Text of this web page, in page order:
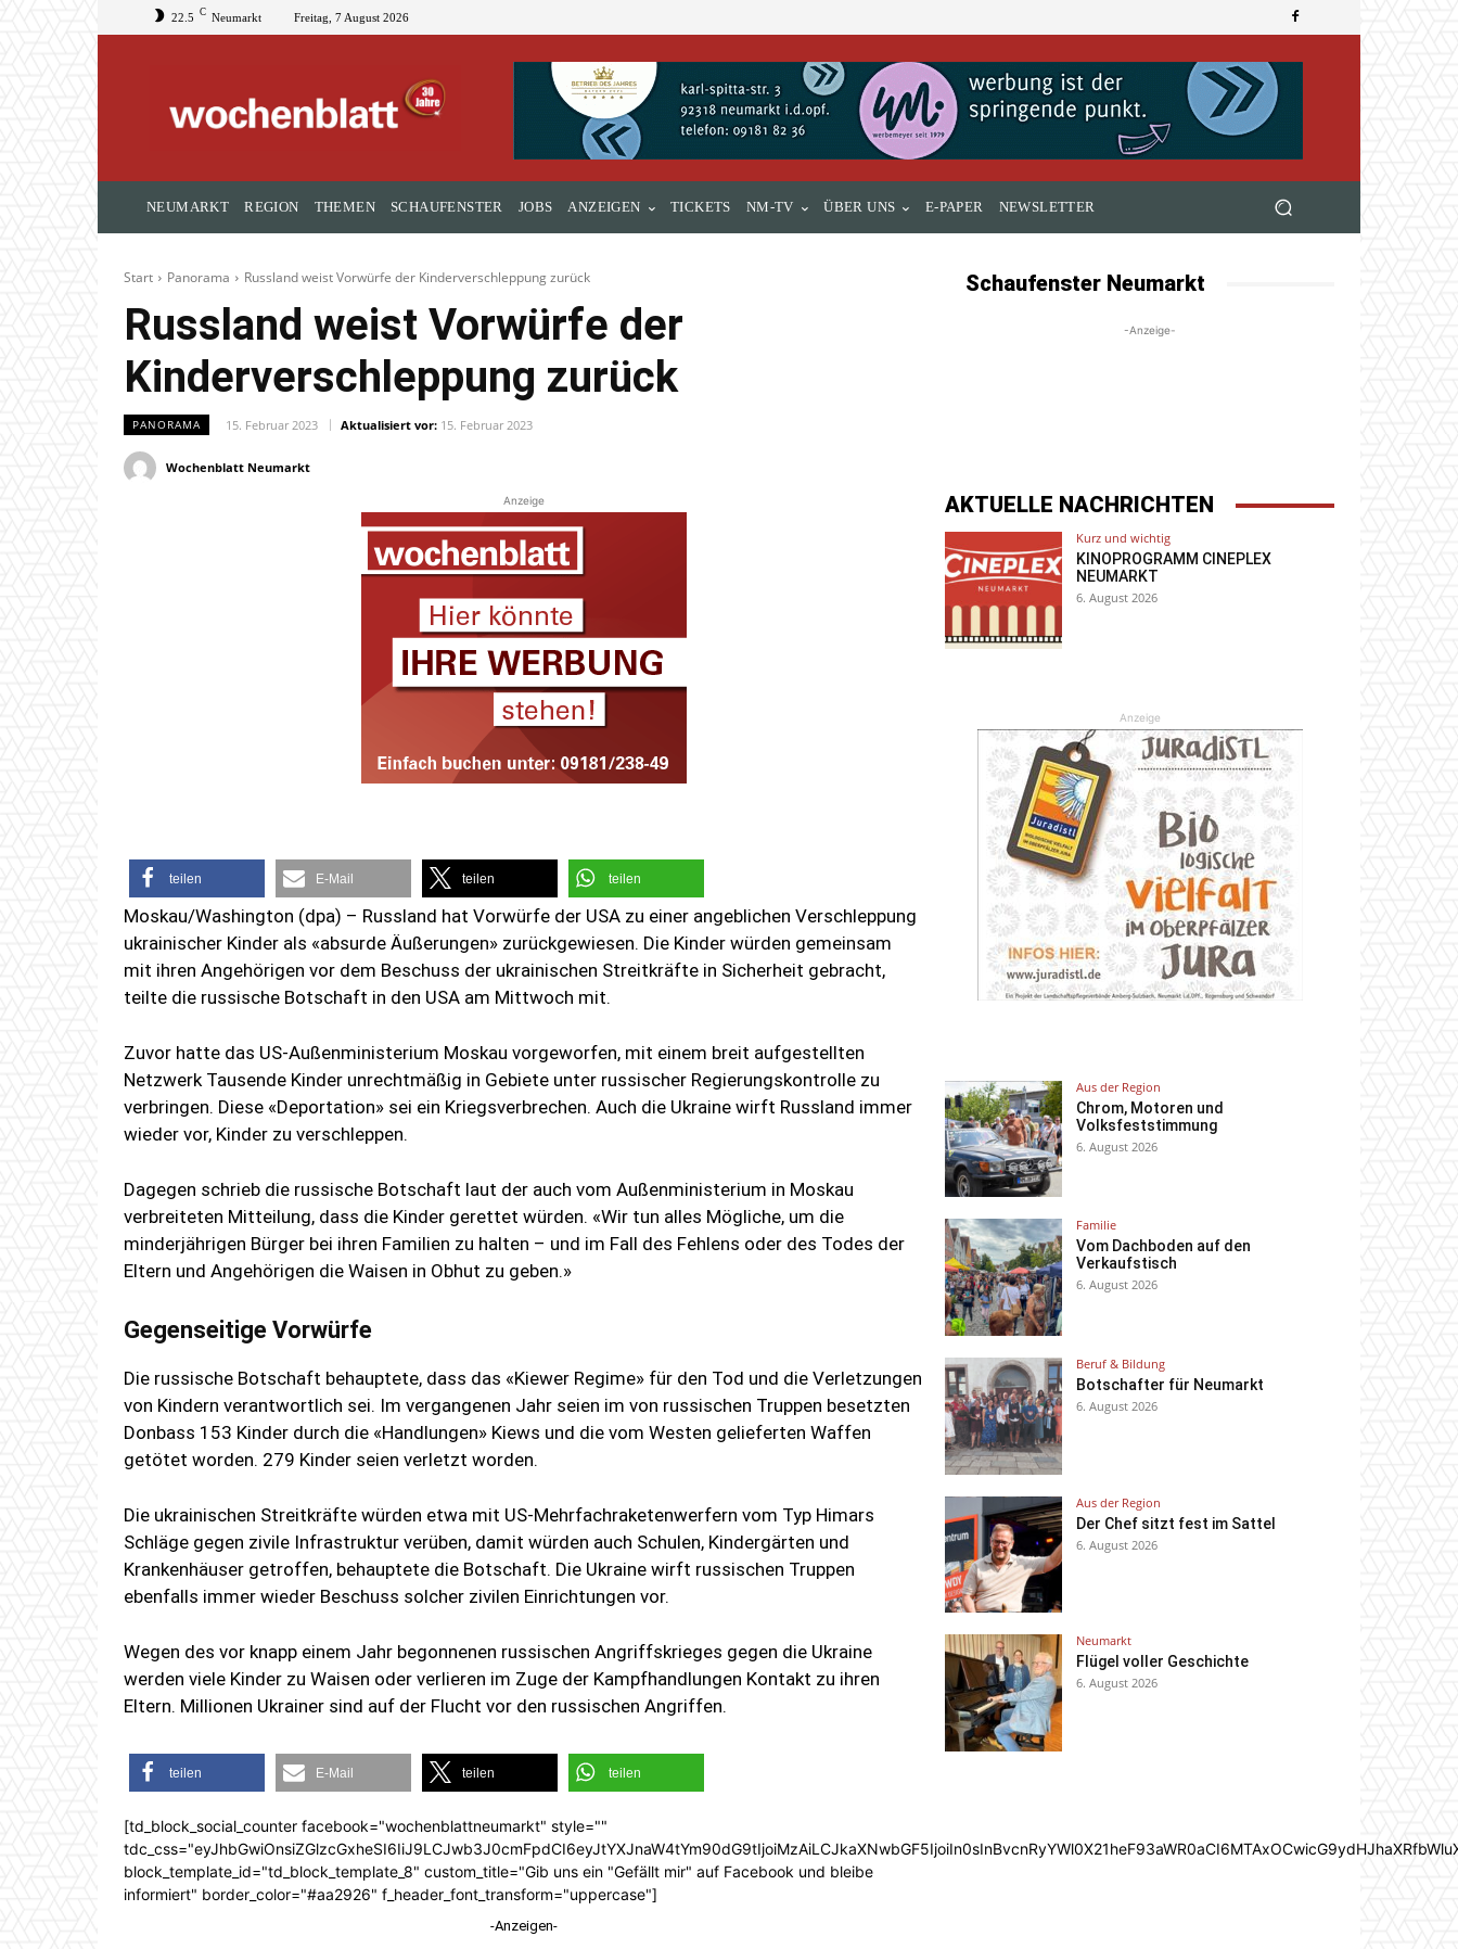
22.5 C Neumarkt Freitag, 7 August 2026
NEUMARKT REGION THEMEN SCHAUFENSTER JOBS ANZEIGEN TICKETS NM-TV ÜBER UNS E-PAPER NEWSLETTER
Start Panorama Russland weist Vorwürfe der Kinderverschleppung zurück
Russland weist Vorwürfe der
Kinderverschleppung zurück
PANORAMA 15. Februar 2023 Aktualisiert vor: 15. Februar 2023
Wochenblatt Neumarkt
Schaufenster Neumarkt
-Anzeige-
Anzeige
teilen E-Mail teilen teilen
Moskau/Washington (dpa) – Russland hat Vorwürfe der USA zu einer angeblichen Verschleppung
ukrainischer Kinder als «absurde Äußerungen» zurückgewiesen. Die Kinder würden gemeinsam
mit ihren Angehörigen vor dem Beschuss der ukrainischen Streitkräfte in Sicherheit gebracht,
teilte die russische Botschaft in den USA am Mittwoch mit.
Zuvor hatte das US-Außenministerium Moskau vorgeworfen, mit einem breit aufgestellten
Netzwerk Tausende Kinder unrechtmäßig in Gebiete unter russischer Regierungskontrolle zu
verbringen. Diese «Deportation» sei ein Kriegsverbrechen. Auch die Ukraine wirft Russland immer
wieder vor, Kinder zu verschleppen.
Dagegen schrieb die russische Botschaft laut der auch vom Außenministerium in Moskau
verbreiteten Mitteilung, dass die Kinder gerettet würden. «Wir tun alles Mögliche, um die
minderjährigen Bürger bei ihren Familien zu halten – und im Fall des Fehlens oder des Todes der
Eltern und Angehörigen die Waisen in Obhut zu geben.»
Gegenseitige Vorwürfe
Die russische Botschaft behauptete, dass das «Kiewer Regime» für den Tod und die Verletzungen
von Kindern verantwortlich sei. Im vergangenen Jahr seien im von russischen Truppen besetzten
Donbass 153 Kinder durch die «Handlungen» Kiews und die vom Westen gelieferten Waffen
getötet worden. 279 Kinder seien verletzt worden.
Die ukrainischen Streitkräfte würden etwa mit US-Mehrfachraketenwerfern vom Typ Himars
Schläge gegen zivile Infrastruktur verüben, damit würden auch Schulen, Kindergärten und
Krankenhäuser getroffen, behauptete die Botschaft. Die Ukraine wirft russischen Truppen
ebenfalls immer wieder Beschuss solcher zivilen Einrichtungen vor.
Wegen des vor knapp einem Jahr begonnenen russischen Angriffskrieges gegen die Ukraine
werden viele Kinder zu Waisen oder verlieren im Zuge der Kampfhandlungen Kontakt zu ihren
Eltern. Millionen Ukrainer sind auf der Flucht vor den russischen Angriffen.
teilen E-Mail teilen teilen
[td_block_social_counter facebook="wochenblattneumarkt" style=""
block_template_id="td_block_template_8" custom_title="Gib uns ein "Gefällt mir" auf Facebook und bleibe
informiert" border_color="#aa2926" f_header_font_transform="uppercase"]
-Anzeigen-
AKTUELLE NACHRICHTEN
Kurz und wichtig
KINOPROGRAMM CINEPLEX
NEUMARKT
6. August 2026
Anzeige
Aus der Region
Chrom, Motoren und
Volksfeststimmung
6. August 2026
Familie
Vom Dachboden auf den
Verkaufstisch
6. August 2026
Beruf & Bildung
Botschafter für Neumarkt
6. August 2026
Aus der Region
Der Chef sitzt fest im Sattel
6. August 2026
Neumarkt
Flügel voller Geschichte
6. August 2026